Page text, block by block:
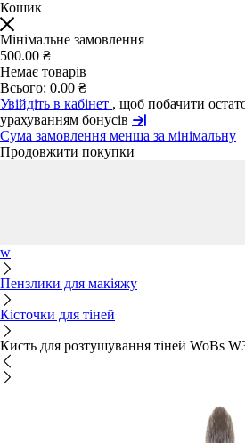
Кошик
Мінімальне замовлення
500.00 ₴
Немає товарів
Всього: 0.00 ₴
Увійдіть в кабінет , щоб побачити
урахуванням бонусів
Сума замовлення менша за мінімальну
Продовжити покупки
w
Пензлики для макіяжу
Кісточки для тіней
Кисть для розтушування тіней WoBs